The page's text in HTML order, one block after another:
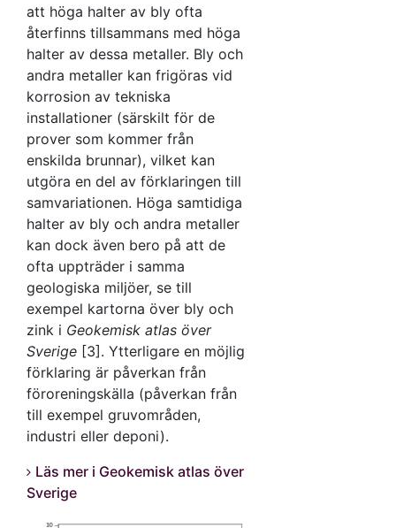
att höga halter av bly ofta
återfinns tillsammans med höga
halter av dessa metaller. Bly och
andra metaller kan frigöras vid
korrosion av tekniska
installationer (särskilt för de
prover som kommer från
enskilda brunnar), vilket kan
utgöra en del av förklaringen till
samvariationen. Höga samtidiga
halter av bly och andra metaller
kan dock även bero på att de
ofta uppträder i samma
geologiska miljöer, se till
exempel kartorna över bly och
zink i Geokemisk atlas över
Sverige [3]. Ytterligare en möjlig
förklaring är påverkan från
föroreningskälla (påverkan från
till exempel gruvområden,
industri eller deponi).
Läs mer i Geokemisk atlas över
Sverige